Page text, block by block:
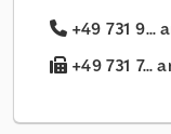
+49 731 9...
+49 731 7...